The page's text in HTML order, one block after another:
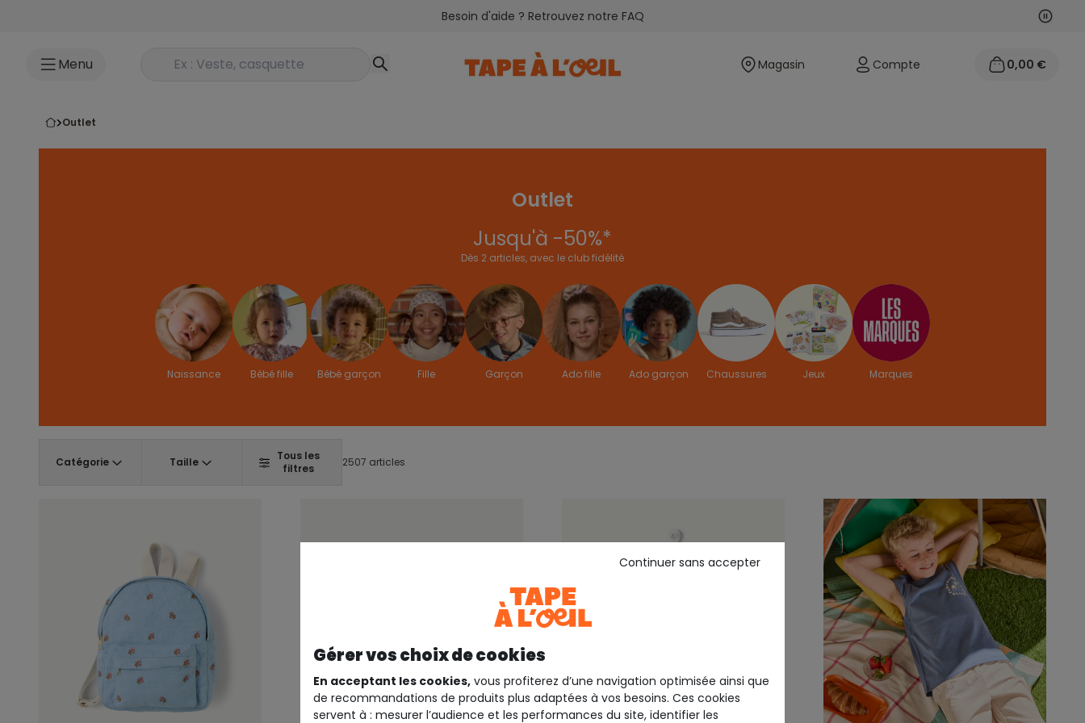
Besoin d'aide ? Retrouvez notre FAQ
Menu Rechercher un produit Magasin Compte 0,00 €
outlet
Outlet
Jusqu'à -50%*
Dès 2 articles, avec le club fidélité
Naissance Bébé fille Bébé garçon Fille Garçon Ado fille Ado garçon Chaussures Jeux Marques
Catégorie Taille
Tous les
filtres
2507 articles
Gérer vos choix de cookies
En acceptant les cookies, vous profiterez d’une navigation optimisée ainsi que
de recommandations de produits plus adaptées à vos besoins. Ces cookies
servent à : mesurer l’audience et les performances du site, identifier les
Continuer sans accepter